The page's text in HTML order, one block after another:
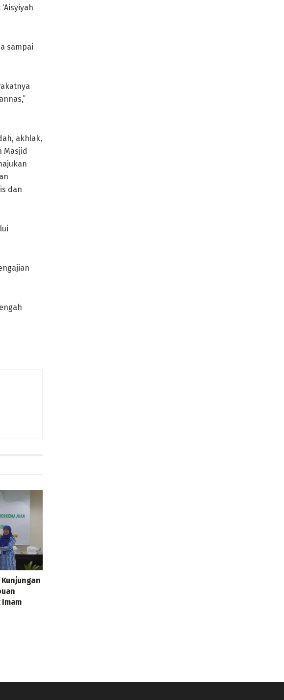
sampai
akhlak,
Masjid
dan
Kunjungan